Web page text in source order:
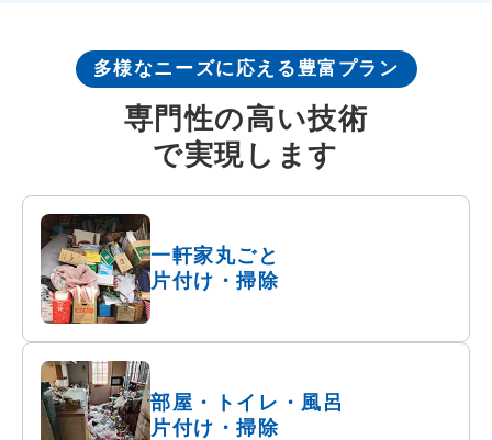
多様なニーズに応える豊富プラン
専門性の高い技術
で実現します
一軒家丸ごと
片付け・掃除
部屋・トイレ・風呂
片付け・掃除